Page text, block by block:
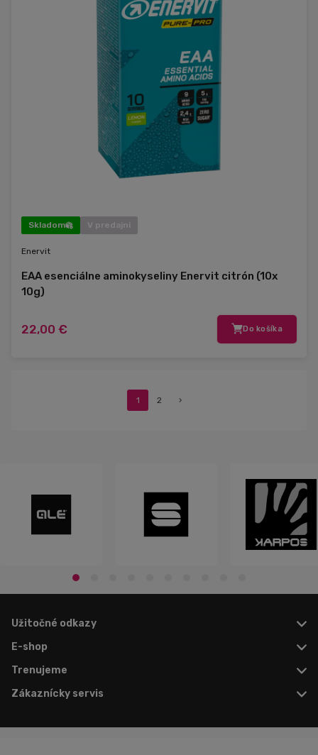
Skladom V predajni
Enervit
EAA esenciálne aminokyseliny Enervit citrón (10x
10g)
22,00 € Do košíka
1 2 ›
Užitočné odkazy
E-shop
Trenujeme
Zákaznícky servis